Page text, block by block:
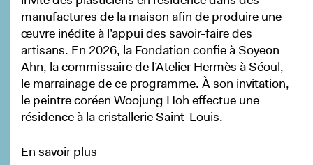
manufactures de la maison afin de produire une
œuvre inédite à l’appui des savoir-faire des
artisans. En 2026, la Fondation confie à Soyeon
Ahn, la commissaire de l’Atelier Hermès à Séoul,
le marrainage de ce programme. À son invitation,
le peintre coréen Woojung Hoh effectue une
résidence à la cristallerie Saint-Louis.
En savoir plus